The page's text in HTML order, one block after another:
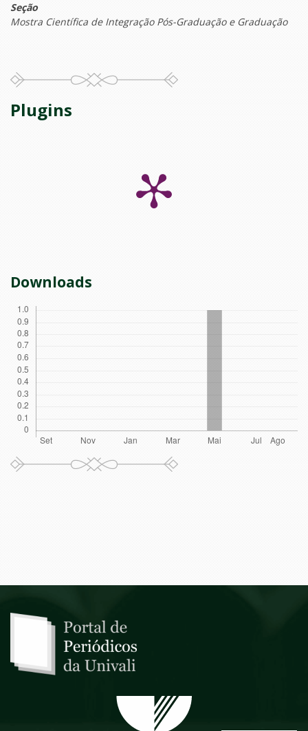
Seção
Mostra Científica de Integração Pós-Graduação e Graduação
Plugins
Downloads